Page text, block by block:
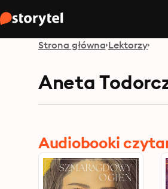
Strona główna Lektorzy
Aneta
Audiobooki